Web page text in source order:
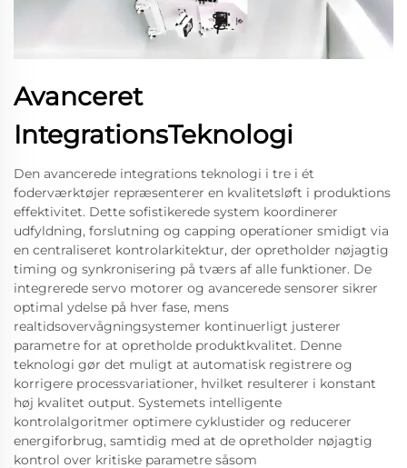
Avanceret
IntegrationsTeknologi
Den avancerede integrations teknologi i tre i ét
foderværktøjer repræsenterer en kvalitetsløft i produktions
effektivitet. Dette sofistikerede system koordinerer
udfyldning, forslutning og capping operationer smidigt via
en centraliseret kontrolarkitektur, der opretholder nøjagtig
timing og synkronisering på tværs af alle funktioner. De
integrerede servo motorer og avancerede sensorer sikrer
optimal ydelse på hver fase, mens
realtidsovervågningsystemer kontinuerligt justerer
parametre for at opretholde produktkvalitet. Denne
teknologi gør det muligt at automatisk registrere og
korrigere processvariationer, hvilket resulterer i konstant
høj kvalitet output. Systemets intelligente
kontrolalgoritmer optimere cyklustider og reducerer
energiforbrug, samtidig med at de opretholder nøjagtig
kontrol over kritiske parametre såsom